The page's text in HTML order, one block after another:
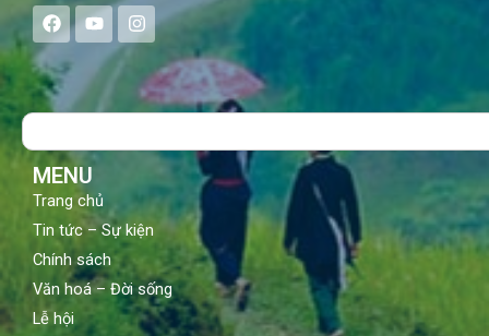
F
a
c
e
b
o
Y
o
u
t
u
b
I
n
s
a
g
Search
MENU
Trang chủ
Tin tức – Sự kiện
Chính sách
Văn hoá – Đời sống
Lễ hội